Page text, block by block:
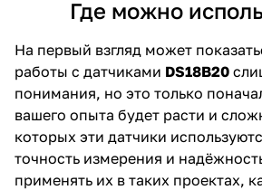
Где можно
На первый взгляд может
работы с датчиками DS18B20
понимания, но это только
вашего опыта будет расти и
которых эти датчики
точность измерения и
применять их в таких проектах,